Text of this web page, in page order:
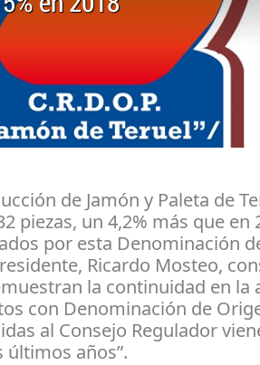
de Jamón y Paleta de
piezas, un 4,2% más que en
por esta Denominación
Ricardo Mosteo,
la continuidad en la
con Denominación de
al Consejo Regulador
últimos años”.